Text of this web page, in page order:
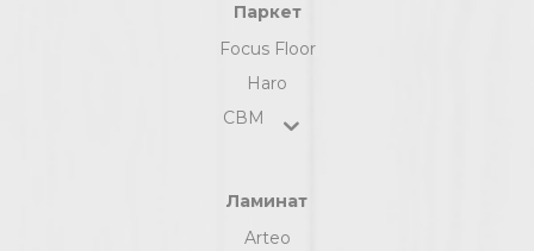
Паркет
Focus Floor
Haro
СВМ
Ламинат
Arteo